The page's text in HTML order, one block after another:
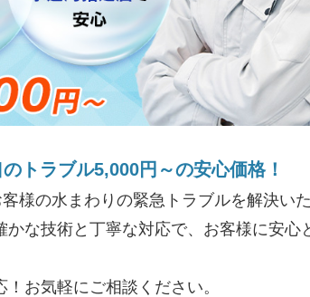
トラブル5,000円～の安心価格！
様の水まわりの緊急トラブルを解決い
な技術と丁寧な対応で、お客様に安心
お気軽にご相談ください。